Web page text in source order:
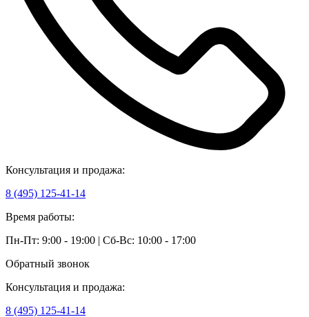
Консультация и продажа:
8 (495) 125-41-14
Время работы:
Пн-Пт: 9:00 - 19:00 | Сб-Вс: 10:00 - 17:00
Обратный звонок
Консультация и продажа:
8 (495) 125-41-14